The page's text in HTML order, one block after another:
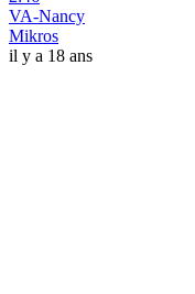
VA-Nancy
Mikros
il y a 18 ans